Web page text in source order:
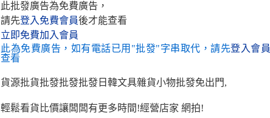
此批發廣告為免費廣告，
請先登入免費會員後才能查看
立即免費加入會員
此為免費廣告，如有電話已用"批發"字串取代，請先登入會員
查看
貨源批貨批發批發批發日韓文具雜貨小物批發免出門,
輕鬆看貨比價讓闆闆有更多時間!經營店家 網拍!